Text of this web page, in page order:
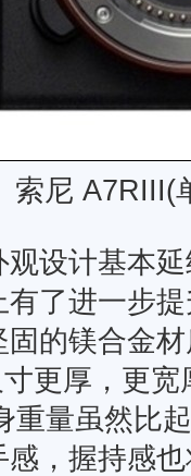
索尼 A7RIII(
计基本延
了进一步
的镁合金
更厚，更
重量虽然比
，握持感